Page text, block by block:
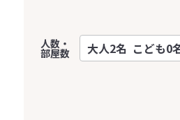
人数・
部屋数